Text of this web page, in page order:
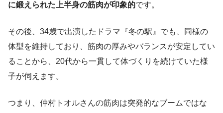
に鍛えられた上半身の筋肉が印象的です。
その後、34歳で出演したドラマ『冬の駅』でも、同様の
体型を維持しており、筋肉の厚みやバランスが安定してい
ることから、20代から一貫して体づくりを続けていた様
子が伺えます。
つまり、仲村トオルさんの筋肉は突発的なブームではな